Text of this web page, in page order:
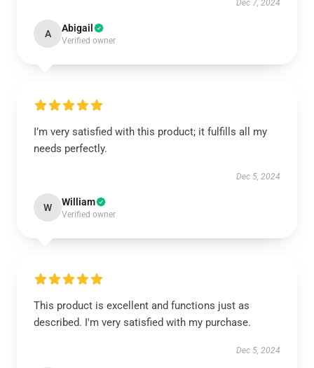
Dec 7, 2024
A Abigail
Verified owner
I’m very satisfied with this product; it fulfills all my
needs perfectly.
Dec 5, 2024
W William
Verified owner
This product is excellent and functions just as
described. I'm very satisfied with my purchase.
Dec 5, 2024